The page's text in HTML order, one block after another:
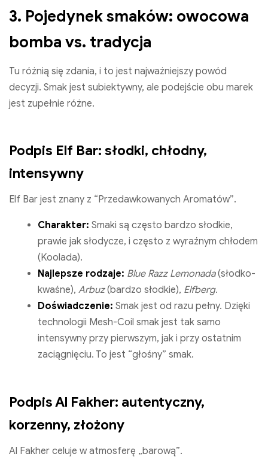
3. Pojedynek smaków: owocowa
bomba vs. tradycja
Tu różnią się zdania, i to jest najważniejszy powód
decyzji. Smak jest subiektywny, ale podejście obu marek
jest zupełnie różne.
Podpis Elf Bar: słodki, chłodny,
intensywny
Elf Bar jest znany z “Przedawkowanych Aromatów”.
Charakter: Smaki są często bardzo słodkie,
prawie jak słodycze, i często z wyraźnym chłodem
(Koolada).
Najlepsze rodzaje: Blue Razz Lemonada(słodko-
kwaśne), Arbuz(bardzo słodkie), Elfberg.
Doświadczenie: Smak jest od razu pełny. Dzięki
technologii Mesh-Coil smak jest tak samo
intensywny przy pierwszym, jak i przy ostatnim
zaciągnięciu. To jest “głośny” smak.
Podpis Al Fakher: autentyczny,
korzenny, złożony
Al Fakher celuje w atmosferę „barową”.